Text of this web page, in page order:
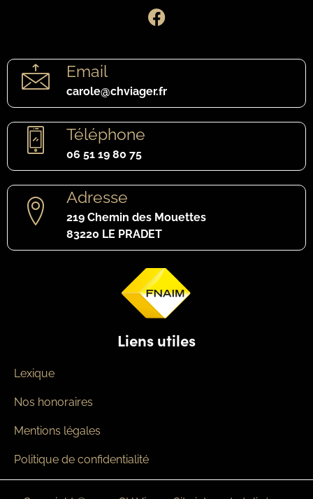
Email
carole@chviager.fr
Téléphone
06 51 19 80 75
Adresse
219 Chemin des Mouettes
83220 LE PRADET
Liens utiles
Lexique
Nos honoraires
Mentions légales
Politique de confidentialité